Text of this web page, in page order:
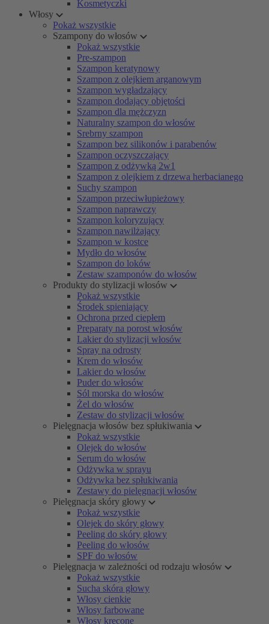
Kosmetyczki
Włosy
Pokaż wszystkie
Szampony do włosów
Pokaż wszystkie
Pre-szampon
Szampon keratynowy
Szampon z olejkiem arganowym
Szampon wygładzający
Szampon dodający objętości
Szampon dla mężczyzn
Naturalny szampon do włosów
Srebrny szampon
Szampon bez silikonów i parabenów
Szampon oczyszczający
Szampon z odżywką 2w1
Szampon z olejkiem z drzewa herbacianego
Suchy szampon
Szampon przeciwłupieżowy
Szampon naprawczy
Szampon koloryzujący
Szampon nawilżający
Szampon w kostce
Mydło do włosów
Szampon do loków
Zestaw szamponów do włosów
Produkty do stylizacji włosów
Pokaż wszystkie
Środek spieniający
Ochrona przed ciepłem
Preparaty na porost włosów
Lakier do stylizacji włosów
Spray na odrosty
Krem do włosów
Lakier do włosów
Puder do włosów
Sól morska do włosów
Żel do włosów
Zestaw do stylizacji włosów
Pielęgnacja włosów bez spłukiwania
Pokaż wszystkie
Olejek do włosów
Serum do włosów
Odżywka w sprayu
Odżywka bez spłukiwania
Zestawy do pielęgnacji włosów
Pielęgnacja skóry głowy
Pokaż wszystkie
Olejek do skóry głowy
Peeling do skóry głowy
Peeling do włosów
SPF do włosów
Pielęgnacja w zależności od rodzaju włosów
Pokaż wszystkie
Sucha skóra głowy
Włosy cienkie
Włosy farbowane
Włosy kręcone